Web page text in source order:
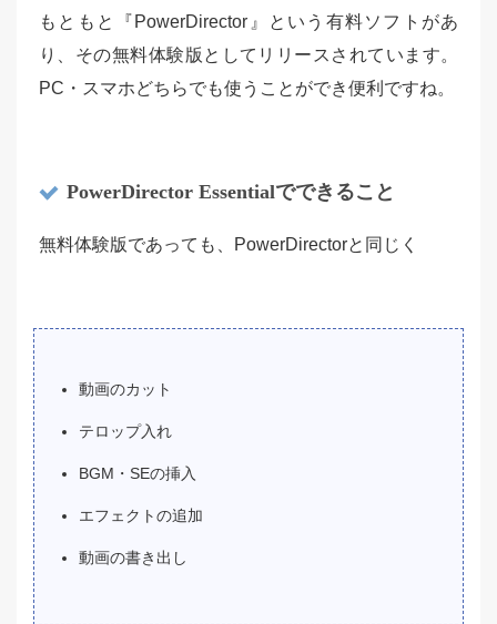
もともと『PowerDirector』という有料ソフトがあ
り、その無料体験版としてリリースされています。
PC・スマホどちらでも使うことができ便利ですね。
PowerDirector Essentialでできること
無料体験版であっても、PowerDirectorと同じく
動画のカット
テロップ入れ
BGM・SEの挿入
エフェクトの追加
動画の書き出し